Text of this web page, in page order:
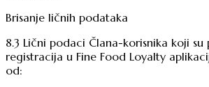
Brisanje ličnih podataka
8.3 Lični podaci Člana-korisnika koji su
registracija u Fine Food Loyalty
od: